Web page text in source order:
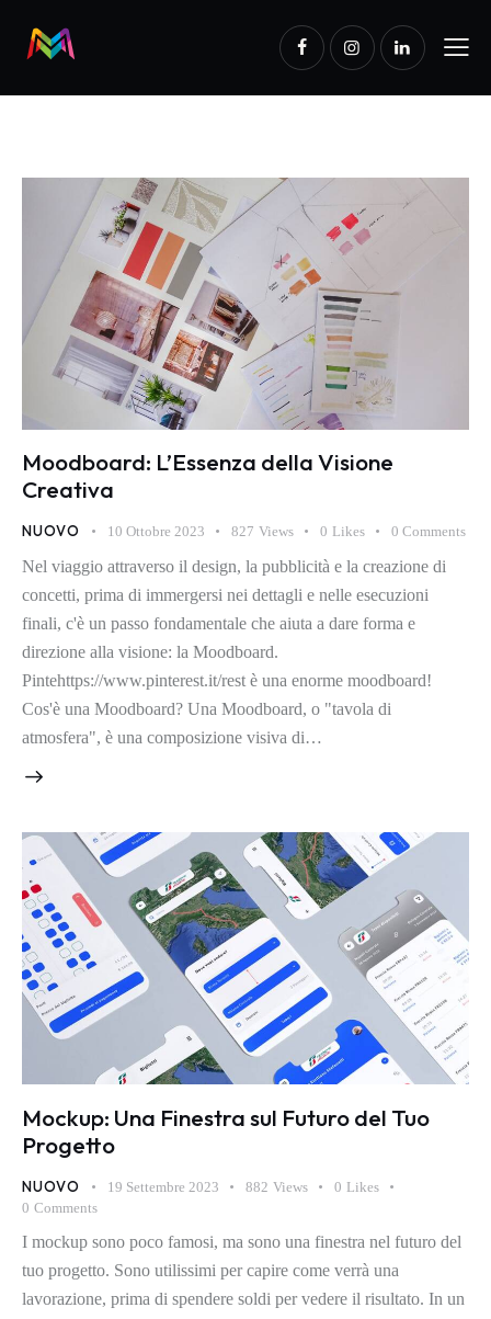
Moodboard: L’Essenza della Visione
Creativa
NUOVO 10 Ottobre 2023 827 Views 0 Likes 0 Comments
Nel viaggio attraverso il design, la pubblicità e la creazione di
concetti, prima di immergersi nei dettagli e nelle esecuzioni
finali, c'è un passo fondamentale che aiuta a dare forma e
direzione alla visione: la Moodboard.
Pintehttps://www.pinterest.it/rest è una enorme moodboard!
Cos'è una Moodboard? Una Moodboard, o "tavola di
atmosfera", è una composizione visiva di…
Mockup: Una Finestra sul Futuro del Tuo
Progetto
NUOVO 19 Settembre 2023 882 Views 0 Likes
0 Comments
I mockup sono poco famosi, ma sono una finestra nel futuro del
tuo progetto. Sono utilissimi per capire come verrà una
lavorazione, prima di spendere soldi per vedere il risultato. In un